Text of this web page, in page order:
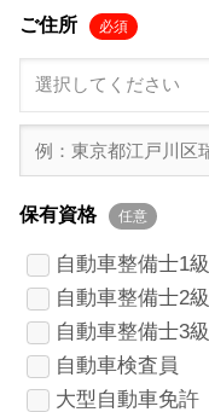
ご住所 必須
保有資格 任意
自動車整備士1級
自動車整備士2級
自動車整備士3級
自動車検査員
大型自動車免許